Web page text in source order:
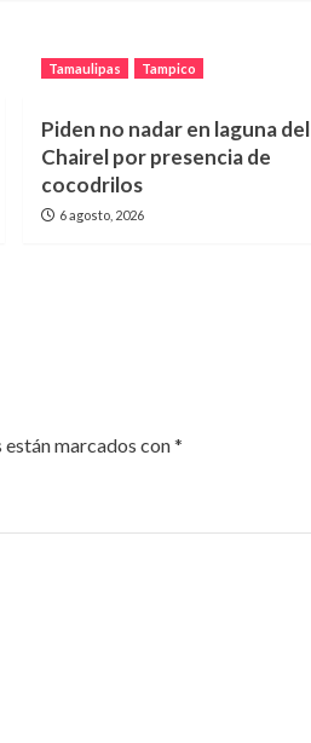
Tamaulipas Tampico
Piden no nadar en laguna del
Chairel por presencia de
cocodrilos
6 agosto, 2026
marcados con*